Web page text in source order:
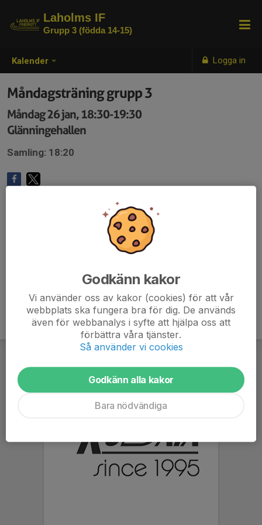
Kalender Logga in
Laholms IF
Grupp 3 (födda 14-15)
Måndagsträning grupp 3
Måndag 26 jan, 18:30-19:30
Glänningehallen
Samling: 18:20
Godkänn kakor
Vi använder oss av kakor (cookies) för att vår
webbplats ska fungera bra för dig. De används
även för webbanalys i syfte att hjälpa oss att
förbättra våra tjänster.
Så använder vi cookies
Godkänn alla kakor
Bara nödvändiga